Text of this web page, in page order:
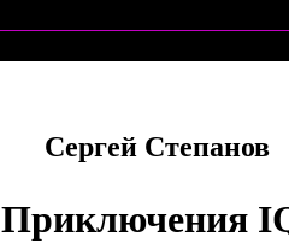
Сергей Степанов
Приключения